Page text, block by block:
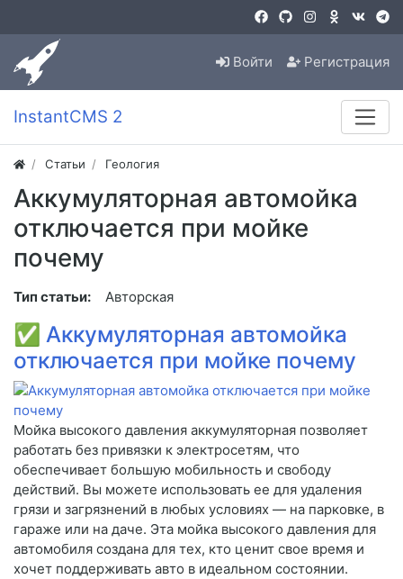
Войти Регистрация
InstantCMS 2
Статьи Геология
Аккумуляторная автомойка
отключается при мойке
почему
Тип статьи: Авторская
✅ Аккумуляторная автомойка
отключается при мойке почему
Мойка высокого давления аккумуляторная позволяет
работать без привязки к электросетям, что
обеспечивает большую мобильность и свободу
действий. Вы можете использовать ее для удаления
грязи и загрязнений в любых условиях — на парковке, в
гараже или на даче. Эта мойка высокого давления для
автомобиля создана для тех, кто ценит свое время и
хочет поддерживать авто в идеальном состоянии.